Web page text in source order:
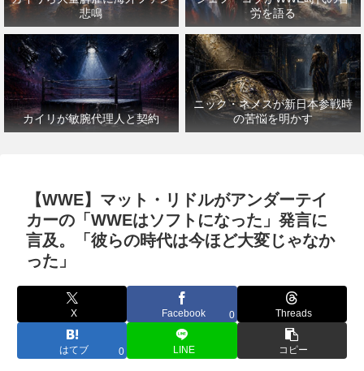
悲鳴
労を語る
カイリが敏腕代理人と契約
ニック・ネメスが新日本参戦時
の苦悩を明かす
【WWE】マット・リドルがアンダーテイ
カーの「WWEはソフトになった」発言に
言及。「彼らの時代は今ほど大変じゃなか
った」
X Facebook 0 Threads
はてブ 0 LINE コピー